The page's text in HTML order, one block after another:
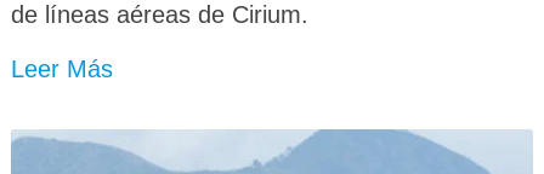
de líneas aéreas de Cirium.
Leer Más